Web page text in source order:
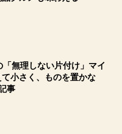
無理しない片付け」マイ
小さく、ものを置かな
事